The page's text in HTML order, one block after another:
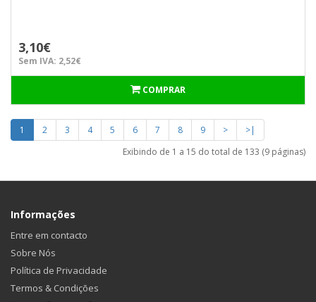
3,10€
Sem IVA: 2,52€
COMPRAR
1 2 3 4 5 6 7 8 9 >
>|
Exibindo de 1 a 15 do total de 133 (9 páginas)
Informações
Entre em contacto
Sobre Nós
Política de Privacidade
Termos & Condições